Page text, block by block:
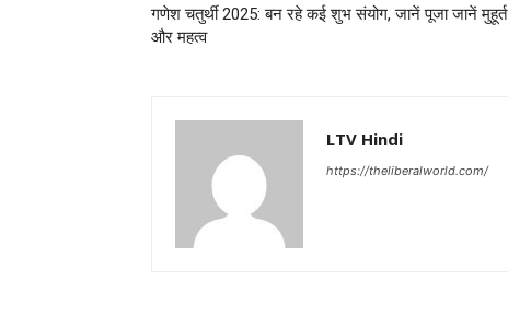
गणेश चतुर्थी 2025: बन रहे कई शुभ संयोग, जानें पूजा जानें मुहूर्त
और महत्व
LTV Hindi
https://theliberalworld.com/